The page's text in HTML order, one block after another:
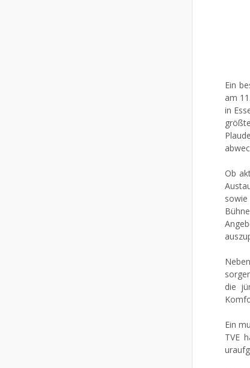
Ein
am
in
Ob
die
Ein
TVE